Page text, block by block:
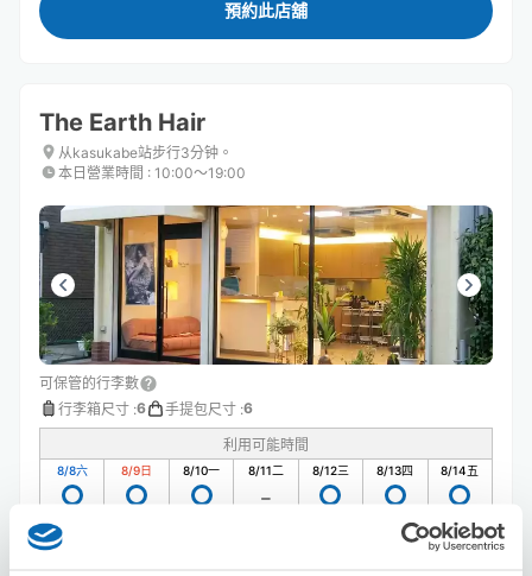
預約此店舖
The Earth Hair
从kasukabe站步行3分钟。
本日營業時間 : 10:00〜19:00
可保管的行李數
行李箱尺寸 :6 手提包尺寸 :6
利用可能時間
8/8六 8/9日 8/10一 8/11二 8/12三 8/13四 8/14五